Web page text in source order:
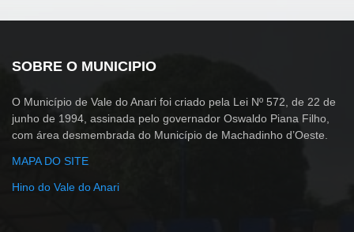
SOBRE O MUNICIPIO
O Município de Vale do Anari foi criado pela Lei Nº 572, de 22 de
junho de 1994, assinada pelo governador Oswaldo Piana Filho,
com área desmembrada do Município de Machadinho d’Oeste.
MAPA DO SITE
Hino do Vale do Anari